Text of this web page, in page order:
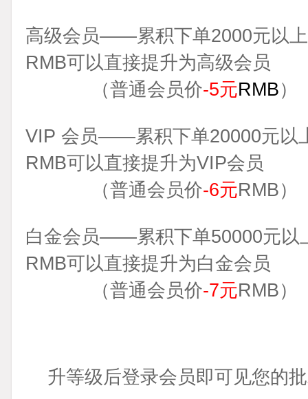
高级会员——累积下单2000元以
RMB可以直接提升为高级会员
（普通会员价-5元RMB）
VIP 会员——累积下单20000元以
RMB可以直接提升为VIP会员
（普通会员价-6元RMB）
白金会员——累积下单50000元以
RMB可以直接提升为白金会员
（普通会员价-7元RMB）
升等级后登录会员即可见您的